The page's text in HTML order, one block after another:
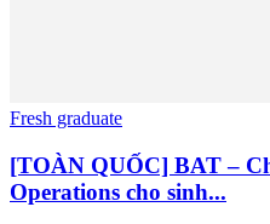
Fresh graduate
[TOÀN QUỐC] BAT –
Operations cho sinh...